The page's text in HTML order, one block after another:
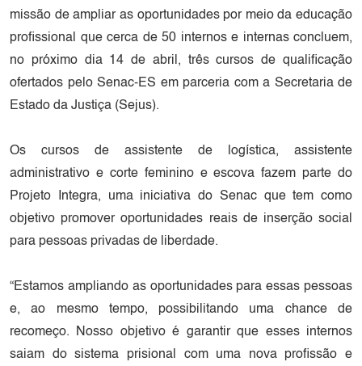
missão de ampliar as oportunidades por meio da educação
profissional que cerca de 50 internos e internas concluem,
no próximo dia 14 de abril, três cursos de qualificação
ofertados pelo Senac-ES em parceria com a Secretaria de
Estado da Justiça (Sejus).
Os cursos de assistente de logística, assistente
administrativo e corte feminino e escova fazem parte do
Projeto Integra, uma iniciativa do Senac que tem como
objetivo promover oportunidades reais de inserção social
para pessoas privadas de liberdade.
“Estamos ampliando as oportunidades para essas pessoas
e, ao mesmo tempo, possibilitando uma chance de
recomeço. Nosso objetivo é garantir que esses internos
saiam do sistema prisional com uma nova profissão e